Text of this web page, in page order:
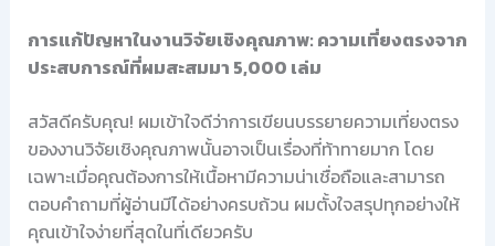
การแก้ปัญหาในงานวิจัยเชิงคุณภาพ: ความเที่ยงตรงจาก
ประสบการณ์ที่ผมสะสมมา 5,000 เล่ม
สวัสดีครับคุณ! ผมเข้าใจดีว่าการเขียนบรรยายความเที่ยงตรง
ของงานวิจัยเชิงคุณภาพนั้นอาจเป็นเรื่องที่ท้าทายมาก โดย
เฉพาะเมื่อคุณต้องการให้เนื้อหามีความน่าเชื่อถือและสามารถ
ตอบคำถามที่ผู้อ่านมีได้อย่างครบถ้วน ผมตั้งใจสรุปทุกอย่างให้
คุณเข้าใจง่ายที่สุดในที่เดียวครับ